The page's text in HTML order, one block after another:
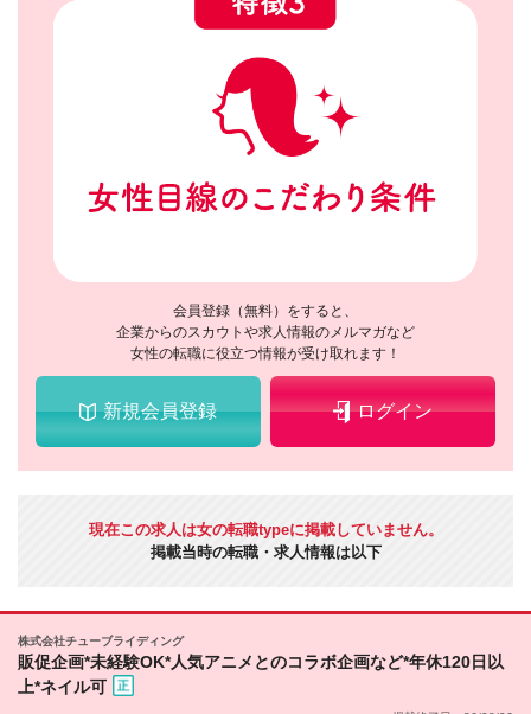
会員登録（無料）をすると、
企業からのスカウトや求人情報のメルマガなど
女性の転職に役立つ情報が受け取れます！
新規会員登録 ログイン
現在この求人は女の転職typeに掲載していません。
掲載当時の転職・求人情報は以下
株式会社チューブライディング
販促企画*未経験OK*人気アニメとのコラボ企画など*年休120日以
上*ネイル可